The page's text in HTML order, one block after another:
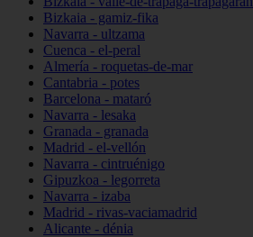
Bizkaia - gamiz-fika
Navarra - ultzama
Cuenca - el-peral
Almería - roquetas-de-mar
Cantabria - potes
Barcelona - mataró
Navarra - lesaka
Granada - granada
Madrid - el-vellón
Navarra - cintruénigo
Gipuzkoa - legorreta
Navarra - izaba
Madrid - rivas-vaciamadrid
Alicante - dénia